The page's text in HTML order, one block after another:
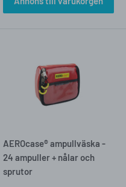
AEROcase® ampullväska -
24 ampuller + nålar och
sprutor